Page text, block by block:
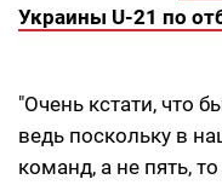
Украины U-21 по
"Очень кстати, что
ведь поскольку в
команд, а не пять,